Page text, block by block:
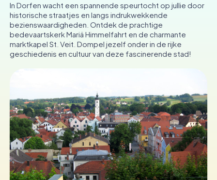
Tours
Teamevenement
Tickets
FR UK
IE
IT
NL
Boek tickets
In Dorfen wacht een spannende speurtocht op jullie door
historische straatjes en langs indrukwekkende
bezienswaardigheden. Ontdek de prachtige
bedevaartskerk Mariä Himmelfahrt en de charmante
marktkapel St. Veit. Dompel jezelf onder in de rijke
geschiedenis en cultuur van deze fascinerende stad!